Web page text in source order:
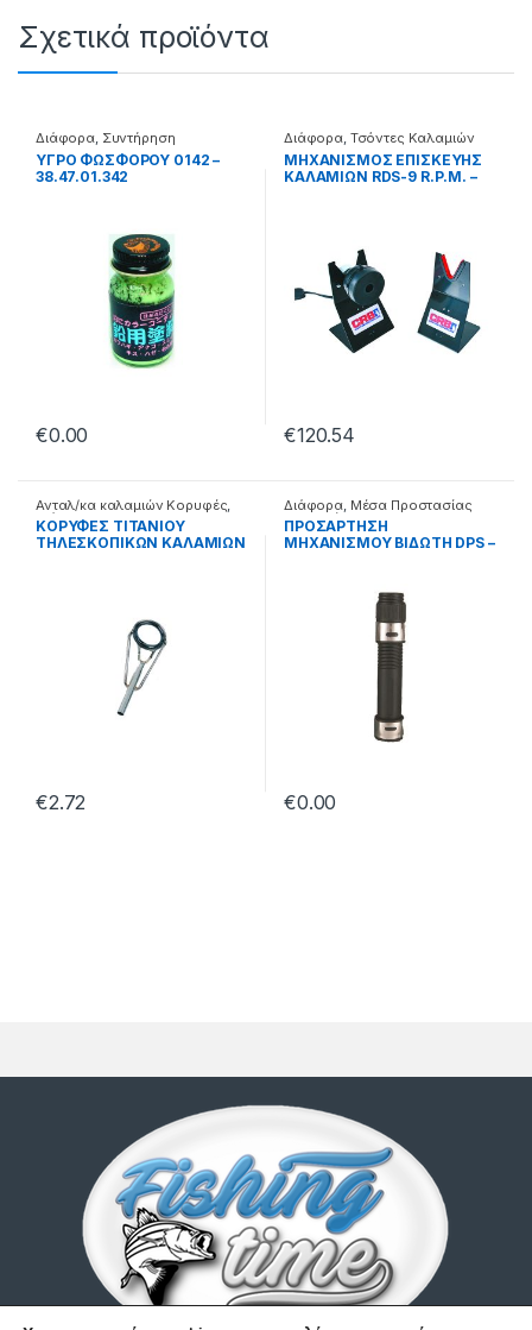
Σχετικά προϊόντα
Διάφορα, Συντήρηση
ΥΓΡΟ ΦΩΣΦΟΡΟΥ 0142 –
38.47.01.342
€0.00
Διάφορα, Τσόντες Καλαμιών
ΜΗΧΑΝΙΣΜΟΣ ΕΠΙΣΚΕΥΗΣ
ΚΑΛΑΜΙΩΝ RDS-9 R.P.M. –
€120.54
Ανταλ/κα καλαμιών Κορυφές
Διάφορα
ΚΟΡΥΦΕΣ ΤΙΤΑΝΙΟΥ
ΤΗΛΕΣΚΟΠΙΚΩΝ ΚΑΛΑΜΙΩΝ
€2.72
Διάφορα Μέσα Προστασίας
Καλαμιών
ΠΡΟΣΑΡΤΗΣΗ
ΜΗΧΑΝΙΣΜΟΥ ΒΙΔΩΤΗ DPS –
€0.00